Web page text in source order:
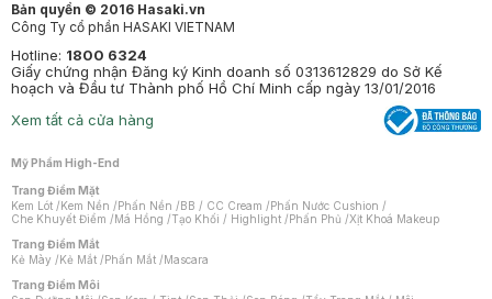
Bản quyền © 2016 Hasaki.vn
Công Ty cổ phần HASAKI VIETNAM
Hotline: 1800 6324
Giấy chứng nhận Đăng ký Kinh doanh số 0313612829 do Sở Kế
hoạch và Đầu tư Thành phố Hồ Chí Minh cấp ngày 13/01/2016
Xem tất cả cửa hàng
Mỹ Phẩm High-End
Trang Điểm Mặt
Kem Lót /Kem Nền /Phấn Nền /BB / CC Cream /Phấn Nước Cushion /
Che Khuyết Điểm /Má Hồng /Tạo Khối / Highlight /Phấn Phủ /Xịt Khoá Makeup
Trang Điểm Mắt
Kẻ Mày /Kẻ Mắt /Phấn Mắt /Mascara
Trang Điểm Môi